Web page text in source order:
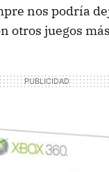
nos podría
otros juegos